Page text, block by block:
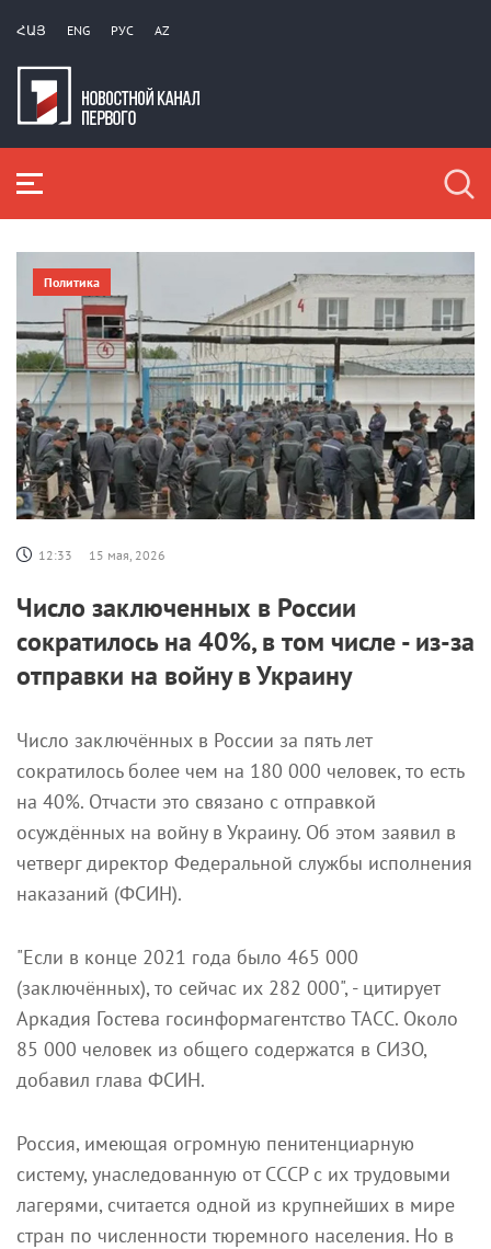
ՀԱՅ ENG РУС AZ
Политика
12:33 15 мая, 2026
Число заключенных в России
сократилось на 40%, в том числе - из-за
отправки на войну в Украину
Число заключённых в России за пять лет
сократилось более чем на 180 000 человек, то есть
на 40%. Отчасти это связано с отправкой
осуждённых на войну в Украину. Об этом заявил в
четверг директор Федеральной службы исполнения
наказаний (ФСИН).
"Если в конце 2021 года было 465 000
(заключённых), то сейчас их 282 000", - цитирует
Аркадия Гостева госинформагентство ТАСС. Около
85 000 человек из общего содержатся в СИЗО,
добавил глава ФСИН.
Россия, имеющая огромную пенитенциарную
систему, унаследованную от СССР с их трудовыми
лагерями, считается одной из крупнейших в мире
стран по численности тюремного населения. Но в